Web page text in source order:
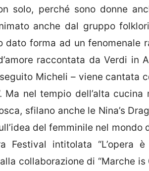
solo, perché sono donne
anche dal gruppo
forma ad un fenomenale
raccontata da Verdi in
Micheli – viene cantata
nel tempio dell’alta cucina
sfilano anche le Nina’s
del femminile nel mondo
intitolata “L’opera è
collaborazione di “Marche is